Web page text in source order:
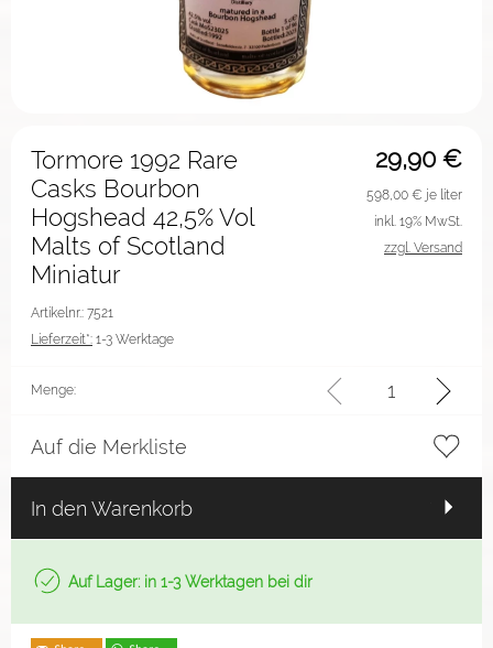
29,90 €
Tormore 1992 Rare
Casks Bourbon
Hogshead 42,5% Vol
Malts of Scotland
Miniatur
Artikelnr.: 7521
Lieferzeit*: 1-3 Werktage
598,00 € je liter
inkl. 19% MwSt.
zzgl. Versand
Menge:
Auf die Merkliste
In den Warenkorb
Auf Lager: in 1-3 Werktagen bei dir